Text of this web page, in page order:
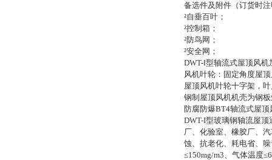
备选件及附件（订货时
²自垂百叶；
²控制箱；
²防鸟网；
²安全网；
DWT-Ⅰ型轴流式屋顶风机
风机叶轮：固定角度屋
屋顶风机叶轮十字架，
钢制屋顶风机机壳为钢
防腐防爆BT4轴流式屋顶
DWT-I型玻璃钢轴流屋顶
厂、化验室、橡胶厂、
蚀、抗老化、耗电省、
≤150mg/m3、气体温度≤